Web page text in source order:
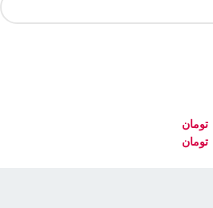
تومان
تومان